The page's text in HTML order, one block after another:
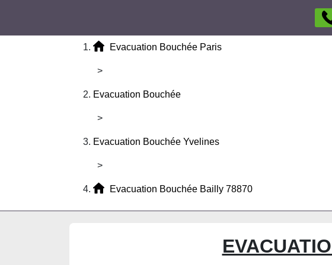
Evacuation Bouchée Paris
>
Evacuation Bouchée
>
Evacuation Bouchée Yvelines
>
Evacuation Bouchée Bailly 78870